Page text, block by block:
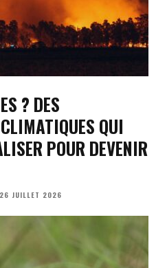
? DES
QUI
POUR DEVENIR
26 JUILLET 2026